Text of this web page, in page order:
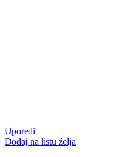
Uporedi
Dodaj na listu želja